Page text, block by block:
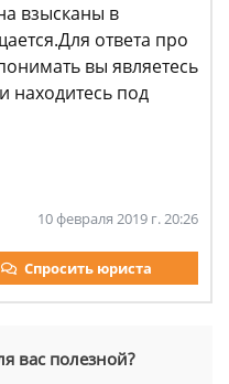
взысканы в
ответа про
вы являетесь
находитесь под
10 февраля 2019 г. 20:26
Спросить юриста
вас полезной?